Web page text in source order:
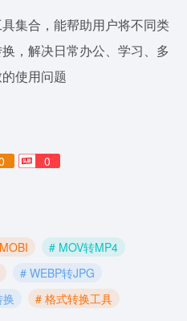
集合，能帮助用户将不同类
，解决日常办公、学习、多
使用问题
0
# MOV转MP4
# WEBP转JPG
# 格式转换工具